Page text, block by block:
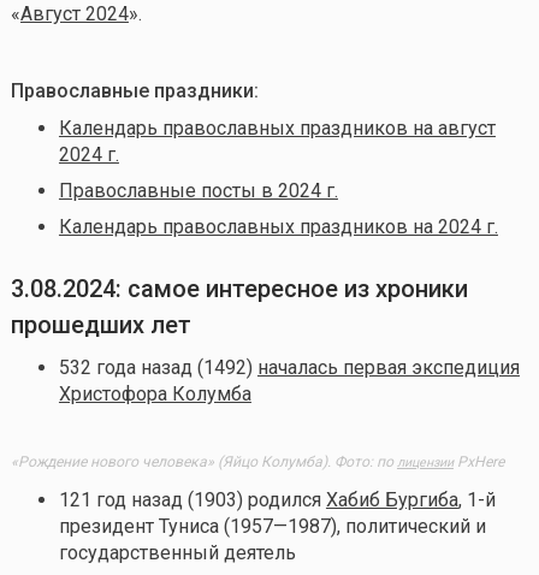
«Август 2024».
Православные праздники:
Календарь православных праздников на август
2024 г.
Православные посты в 2024 г.
Календарь православных праздников на 2024 г.
3.08.2024: самое интересное из хроники
прошедших лет
532 года назад (1492) началась первая экспедиция
Христофора Колумба
«Рождение нового человека» (Яйцо Колумба). Фото: по лицензииPxHere
121 год назад (1903) родился Хабиб Бургиба, 1-й
президент Туниса (1957—1987), политический и
государственный деятель